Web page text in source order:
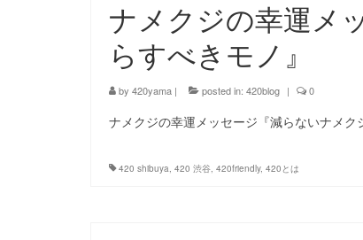
ナメクジの幸運メ
らすべきモノ』
by 420yama | posted in: 420blog | 0
ナメクジの幸運メッセージ『減らないナメ
420 shibuya, 420 渋谷, 420friendly, 420とは